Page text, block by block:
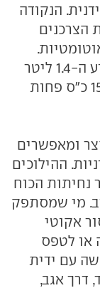
הנקודה
הצרכנים
המנוע של האדם מציע נפח זהה למנוע ה-1.4 ליטר
ששוכן באופל קורסה, אך הוא מציע 15 כ"ס פחות
ומאפשרים
ההילוכים
נחיתות הכוח
מי שמסתפק
אקוטי
או לטפס
עם ידית
דרך אגב,